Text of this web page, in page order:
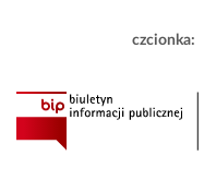
czcionka: